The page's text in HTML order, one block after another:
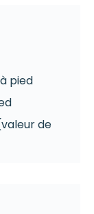
pied
de